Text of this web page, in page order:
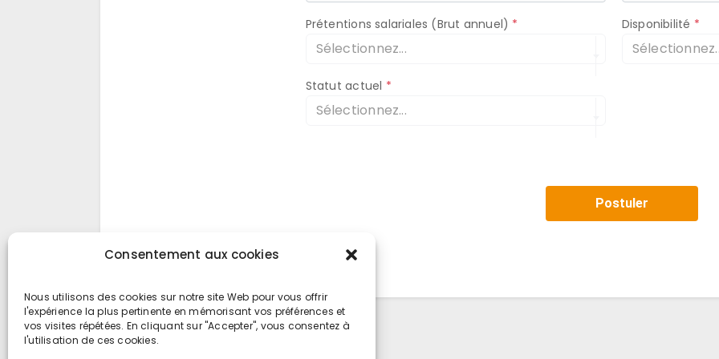
Consentement aux cookies
Nous utilisons des cookies sur notre site Web pour vous offrir
l'expérience la plus pertinente en mémorisant vos préférences et
vos visites répétées. En cliquant sur "Accepter", vous consentez à
l'utilisation de ces cookies.
Prétentions salariales (Brut annuel)
Sélectionnez...
Disponibilité
Statut actuel
Sélectionnez...